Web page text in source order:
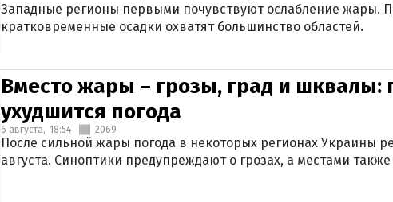
Западные регионы первыми почувствуют ослабление жары.
кратковременные осадки охватят большинство областей.
Вместо жары – грозы, град и шквалы:
ухудшится погода
6 августа, 18:54 2069
После сильной жары погода в некоторых регионах Украины
августа. Синоптики предупреждают о грозах, а местами